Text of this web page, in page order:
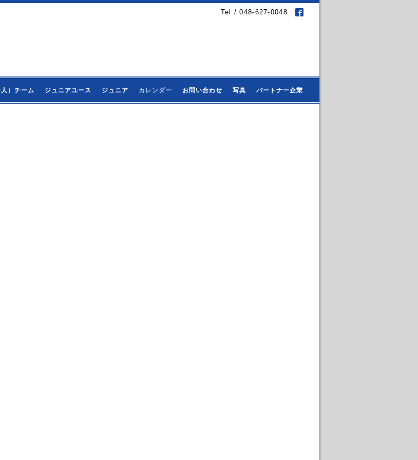
Tel / 048-627-0048
）チーム ジュニアユース ジュニア カレンダー お問い合わせ 写真 パートナー企業